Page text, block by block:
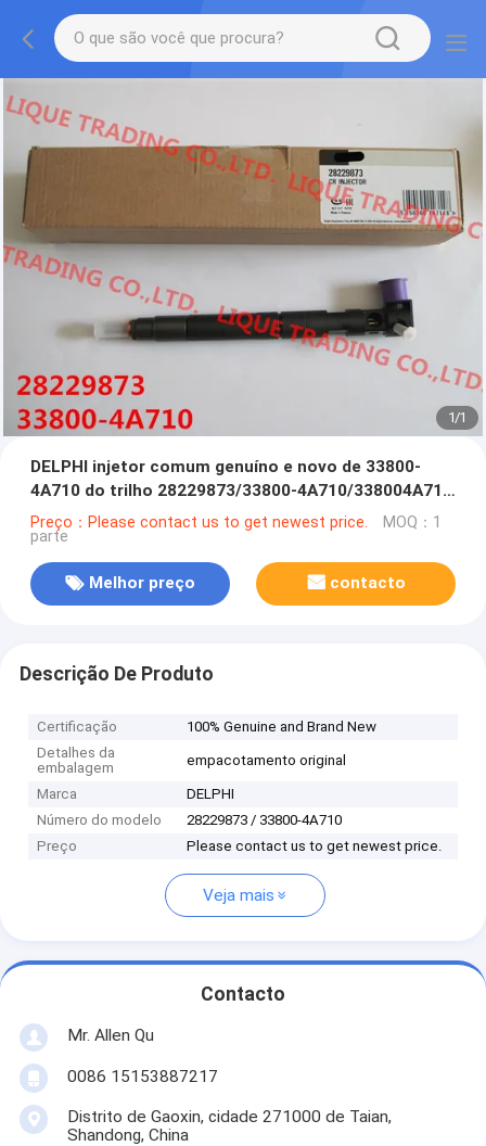
1/1
DELPHI injetor comum genuíno e novo de 33800-
4A710 do trilho 28229873/33800-4A710/338004A710
para HYUNDA KIA
Preço：Please contact us to get newest price. MOQ：1
parte
Melhor preço contacto
Descrição De Produto
Certificação
100% Genuine and Brand New
Detalhes da
embalagem
empacotamento original
Marca
DELPHI
Número do modelo
28229873 / 33800-4A710
Preço
Please contact us to get newest price.
Veja mais
Contacto
Mr. Allen Qu
0086 15153887217
Distrito de Gaoxin, cidade 271000 de Taian,
Shandong, China